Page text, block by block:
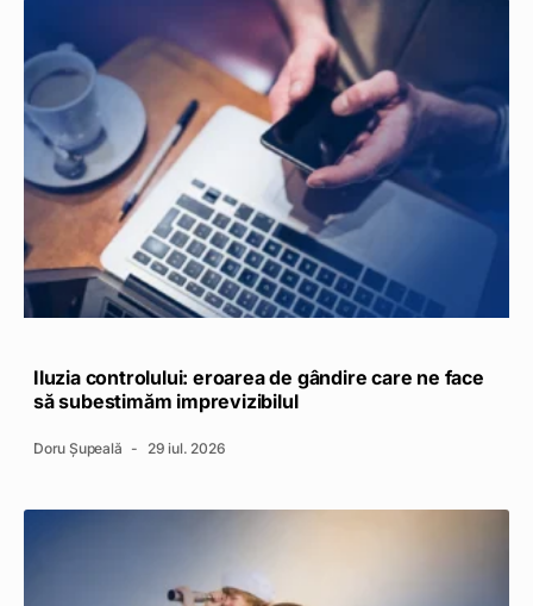
Iluzia controlului: eroarea de gândire care ne face
să subestimăm imprevizibilul
Doru Șupeală 29 iul. 2026